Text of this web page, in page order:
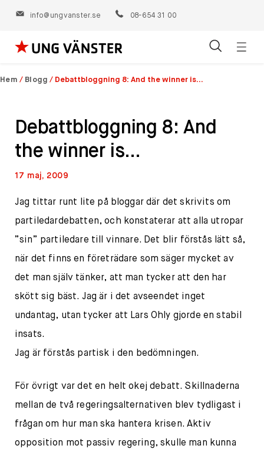
info@ungvanster.se 08-654 31 00
Hoppa
till
Hem / Blogg / Debattbloggning 8: And the winner is…
Debattbloggning 8: And
the winner is…
17 maj, 2009
Jag tittar runt lite på bloggar där det skrivits om
partiledardebatten, och konstaterar att alla utropar
”sin” partiledare till vinnare. Det blir förstås lätt så,
när det finns en företrädare som säger mycket av
det man själv tänker, att man tycker att den har
skött sig bäst. Jag är i det avseendet inget
undantag, utan tycker att Lars Ohly gjorde en stabil
insats.
Jag är förstås partisk i den bedömningen.
För övrigt var det en helt okej debatt. Skillnaderna
mellan de två regeringsalternativen blev tydligast i
frågan om hur man ska hantera krisen. Aktiv
opposition mot passiv regering, skulle man kunna